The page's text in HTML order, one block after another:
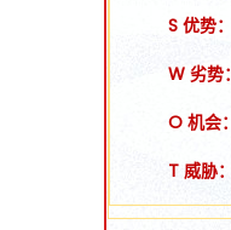
S 优势：
W 劣势：
O 机会：
T 威胁：